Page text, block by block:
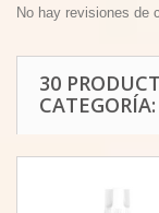
No hay revisiones de
30
CATEGORÍA: